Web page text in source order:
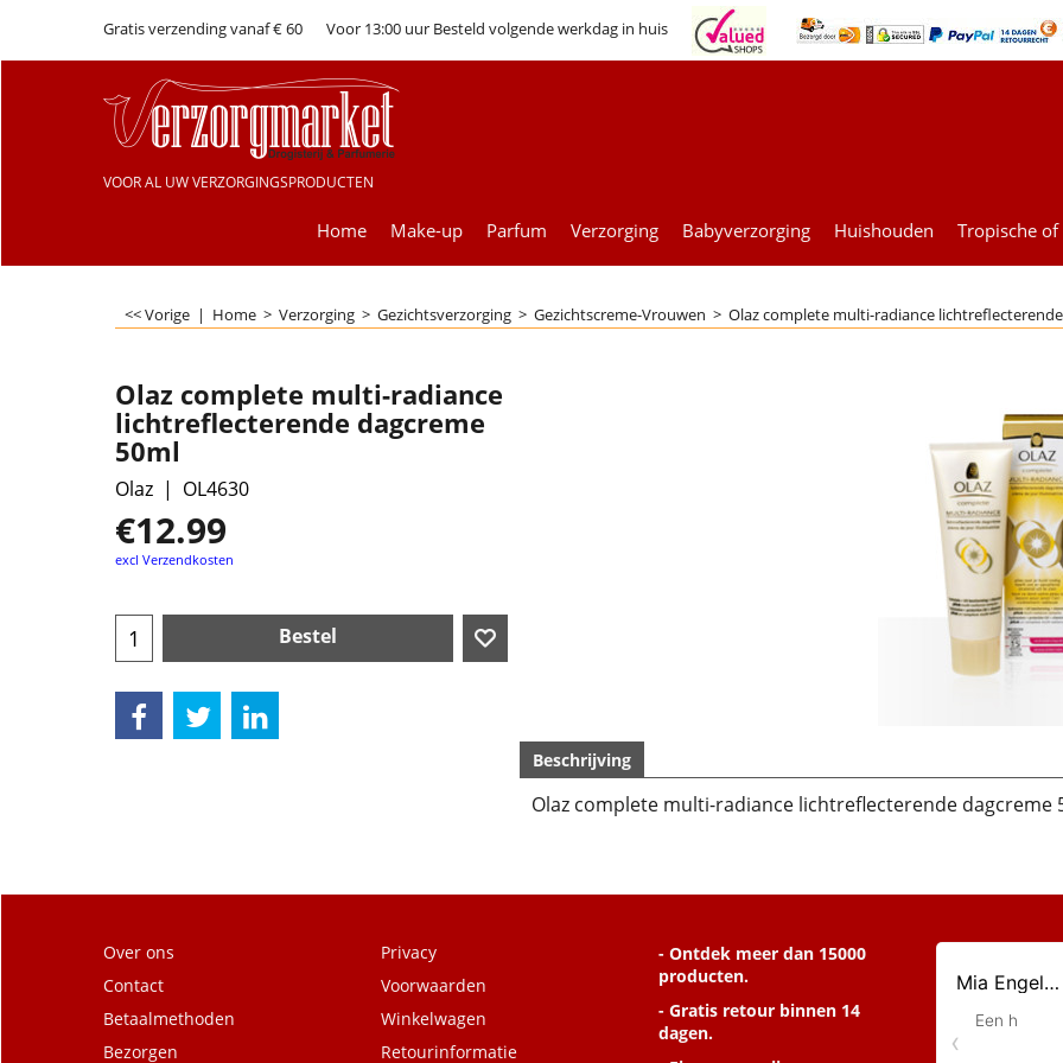
Gratis verzending vanaf € 60 Voor 13:00 uur Besteld volgende werkdag in huis
VOOR AL UW VERZORGINGSPRODUCTEN
Home Make-up Parfum Verzorging Babyverzorging Huishouden Tropische
<< Vorige | Home > Verzorging > Gezichtsverzorging > Gezichtscreme-Vrouwen > Olaz complete multi-radiance
Olaz complete multi-radiance
lichtreflecterende dagcreme
50ml
Olaz OL4630
€12.99
excl Verzendkosten
Bestel
Beschrijving
Olaz complete multi-radiance lichtreflecterende dagcreme
Over ons
Contact
Betaalmethoden
Bezorgen
Privacy
Voorwaarden
Winkelwagen
Retourinformatie
- Ontdek meer dan 15000
producten.
- Gratis retour binnen 14
dagen.